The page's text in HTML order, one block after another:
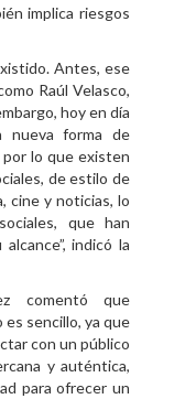
implica riesgos
Antes, ese
Raúl Velasco,
hoy en día
nueva forma de
lo que existen
de estilo de
cine y noticias, lo
que han
indicó la
comentó que
sencillo, ya que
con un público
y auténtica,
para ofrecer un